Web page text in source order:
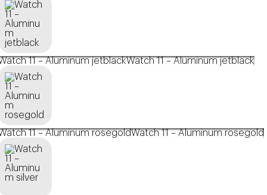
11 – Aluminum jetblackWatch 11 – Aluminum jetblack
11 – Aluminum rosegoldWatch 11 – Aluminum rosegold